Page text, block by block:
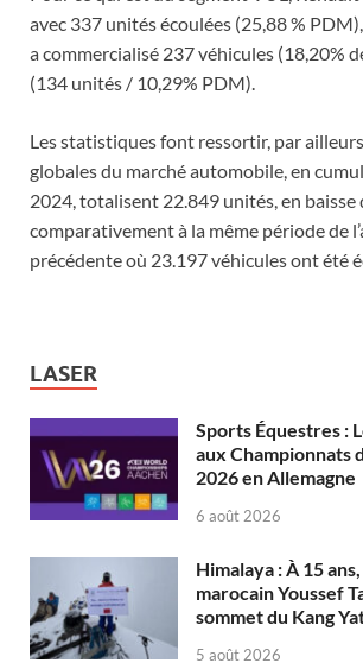
avec 337 unités écoulées (25,88 %
a commercialisé 237 véhicules (18,20%
(134 unités / 10,29% PDM).
Les statistiques font ressortir, par
globales du marché automobile, en
2024, totalisent 22.849 unités, en baisse
comparativement à la même période de
précédente où 23.197 véhicules ont été
LASER
Sports Équestres :
aux Championnats
2026 en Allemagne
6 août 2026
Himalaya : À 15
marocain Youssef
sommet du Kang
5 août 2026